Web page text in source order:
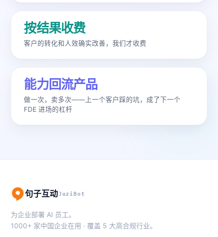
按结果收费
客户的转化和人效确实改善，我们才收费
能力回流产品
做一次，卖多次——上一个客户踩的坑，成了下一个
FDE 进场的杠杆
句子互动JuziBot
为企业部署 AI 员工。
1000+ 家中国企业在用 · 覆盖 5 大高合规行业。